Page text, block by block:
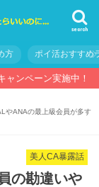
search
方 ポイ活おすすめ
ャンペーン実施中！
やANAの最上級会員が多す
美人CA暴露話
の勘違いや